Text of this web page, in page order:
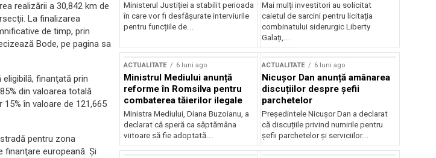
realizării a 30,842 km de
La finalizarea
de timp, prin
Bode, pe pagina sa
finanţată prin
din valoarea totală
în valoare de 121,665
pentru zona
finanţare europeană. Şi
Ministerul Justiției a stabilit perioada
în care vor fi desfășurate interviurile
pentru funcțiile de...
Mai mulți investitori au solicitat
caietul de sarcini pentru licitația
combinatului siderurgic Liberty
Galați,...
ACTUALITATE 6 luni ago
Ministrul Mediului anunță
reforme în Romsilva pentru
combaterea tăierilor ilegale
Ministra Mediului, Diana Buzoianu, a
declarat că speră ca săptămâna
viitoare să fie adoptată...
ACTUALITATE 6 luni ago
Nicușor Dan anunță amânarea
discuțiilor despre șefii
parchetelor
Președintele Nicușor Dan a declarat
că discuțiile privind numirile pentru
șefii parchetelor și serviciilor...